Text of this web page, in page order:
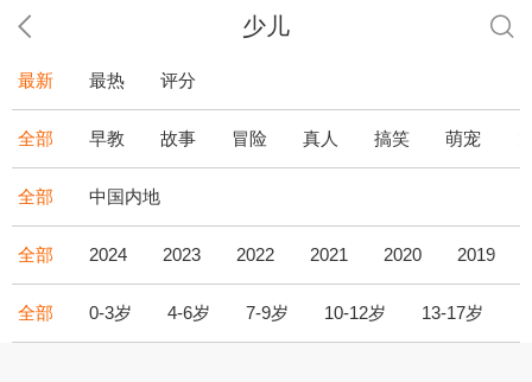
少儿
最新 最热 评分
全部 早教 故事 冒险 真人 搞笑 萌宠
全部 中国内地
全部 2024 2023 2022 2021 2020 2019
全部 0-3岁 4-6岁 7-9岁 10-12岁 13-17岁